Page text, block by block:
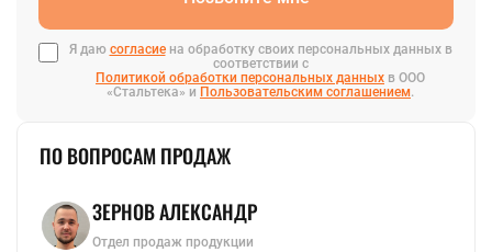
Я даю согласиена обработку своих персональных данных в
соответствии с
Политикой обработки персональных данных в ООО
«Стальтека» и Пользовательским соглашением.
ПО ВОПРОСАМ ПРОДАЖ
ЗЕРНОВ АЛЕКСАНДР
Отдел продаж продукции